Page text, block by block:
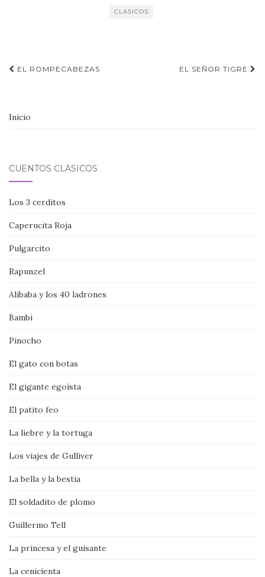
CLASICOS
Navegación
EL ROMPECABEZAS EL SEÑOR TIGRE
Inicio
CUENTOS CLÁSICOS
Los 3 cerditos
Caperucita Roja
Pulgarcito
Rapunzel
Alibaba y los 40 ladrones
Bambi
Pinocho
El gato con botas
El gigante egoísta
El patito feo
La liebre y la tortuga
Los viajes de Gulliver
La bella y la bestia
El soldadito de plomo
Guillermo Tell
La princesa y el guisante
La cenicienta